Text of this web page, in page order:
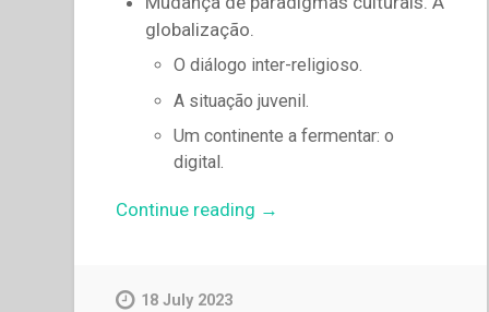
globalização.
O diálogo inter-religioso.
A situação juvenil.
Um continente a fermentar: o
digital.
Continue reading “Pascual
→
18 July 2023